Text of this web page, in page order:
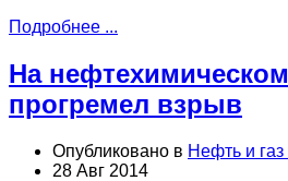
Подробнее ...
На
прогремел взрыв
Опубликовано в Нефть и
28 Авг 2014